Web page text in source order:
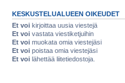
KESKUSTELUALUEEN OIKEUDET
Et voi kirjoittaa uusia viestejä
Et voi vastata viestiketjuihin
Et voi muokata omia viestejäsi
Et voi poistaa omia viestejäsi
Et voi lähettää liitetiedostoja.